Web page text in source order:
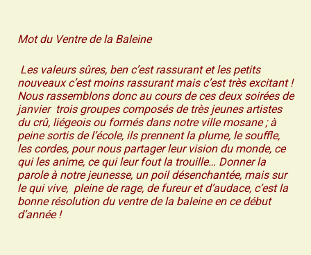
Mot du Ventre de la Baleine
Les valeurs sûres, ben c’est rassurant et les petits
nouveaux c’est moins rassurant mais c’est très excitant !
Nous rassemblons donc au cours de ces deux soirées de
janvier trois groupes composés de très jeunes artistes
du crû, liégeois ou formés dans notre ville mosane ; à
peine sortis de l’école, ils prennent la plume, le souffle,
les cordes, pour nous partager leur vision du monde, ce
qui les anime, ce qui leur fout la trouille… Donner la
parole à notre jeunesse, un poil désenchantée, mais sur
le qui vive, pleine de rage, de fureur et d’audace, c’est la
bonne résolution du ventre de la baleine en ce début
d’année !